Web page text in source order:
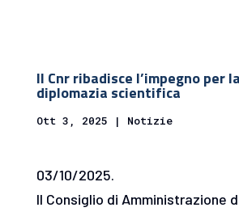
Il Cnr ribadisce l’impegno per
diplomazia scientifica
Ott 3, 2025 | Notizie
03/10/2025.
Il Consiglio di Amministrazione